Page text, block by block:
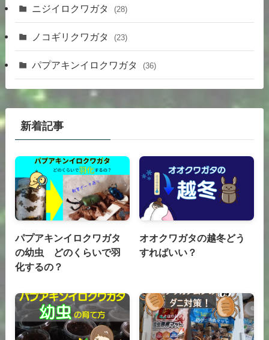
ニジイロクワガタ (28)
ノコギリクワガタ (23)
パプアキンイロクワガタ (36)
新着記事
パプアキンイロクワガタ
の幼虫 どのくらいで羽
化するの？
オオクワガタの越冬どう
すればいい？